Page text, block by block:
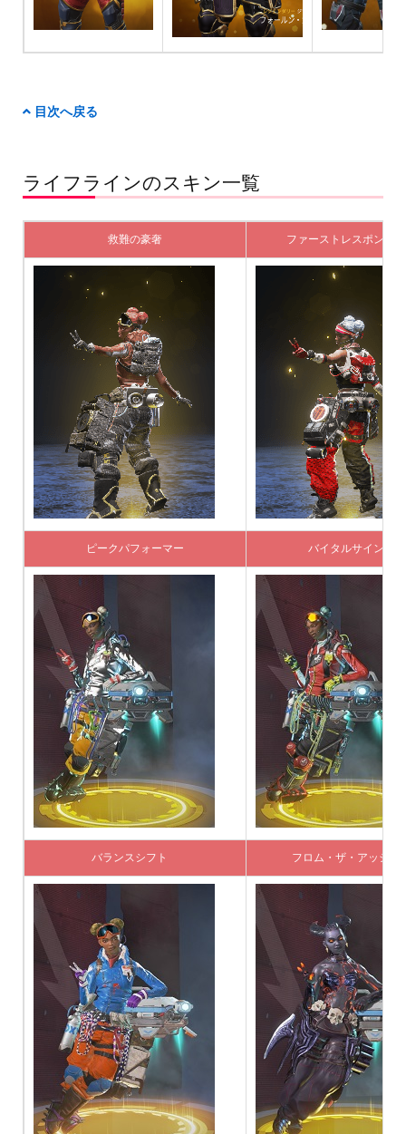
目次へ戻る
ライフラインのスキン一覧
救難の豪奢 ファーストレスポンダー
ピークパフォーマー バイタルサイン
バランスシフト フロム・ザ・アッシュ